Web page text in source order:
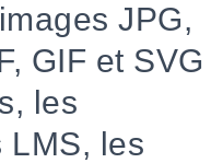
JPG,
GIF et SVG
les
LMS, les